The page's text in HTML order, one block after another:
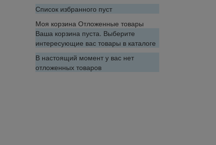
Список избранного пуст
Моя корзина Отложенные товары
Ваша корзина пуста. Выберите
интересующие вас товары в каталоге
В настоящий момент у вас нет
отложенных товаров